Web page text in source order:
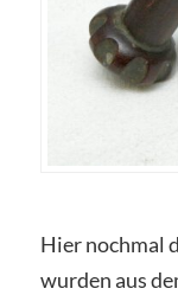
Hier nochmal
wurden aus